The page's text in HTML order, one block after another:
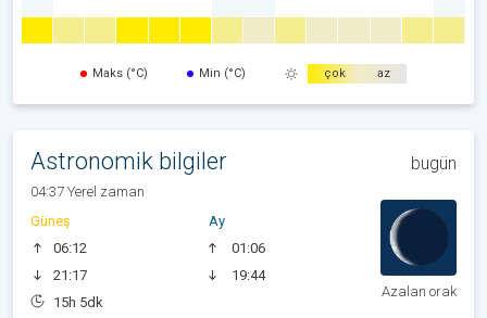
Maks (°C) Min (°C) çok az
Astronomik bilgiler bugün
04:37 Yerel zaman
Güneş
06:12
21:17
15h 5dk
Ay
01:06
19:44
Azalan orak